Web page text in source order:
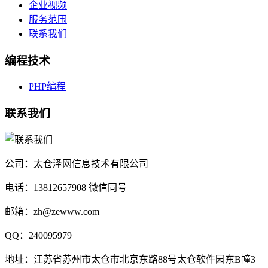
企业视频
服务范围
联系我们
编程技术
PHP编程
联系我们
公司：太仓泽网信息技术有限公司
电话：13812657908 微信同号
邮箱：zh@zewww.com
QQ：240095979
地址：江苏省苏州市太仓市北京东路88号太仓软件园东B幢3